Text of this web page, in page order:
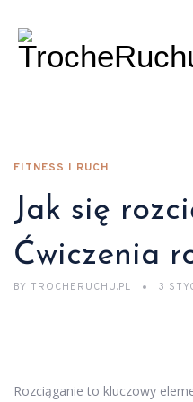
FITNESS I RUCH
Jak się
Ćwiczenia
BY TROCHERUCHU.PL 3
Rozciąganie to kluczowy